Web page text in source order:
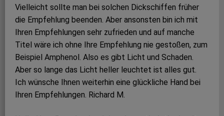
Vielleicht sollte man bei solchen Dickschiffen früher
die Empfehlung beenden. Aber ansonsten bin ich mit
Ihren Empfehlungen sehr zufrieden und auf manche
Titel wäre ich ohne Ihre Empfehlung nie gestoßen, zum
Beispiel Amphenol. Also es gibt Licht und Schaden.
Aber so lange das Licht heller leuchtet ist alles gut.
Ich wünsche Ihnen weiterhin eine glückliche Hand bei
Ihren Empfehlungen. Richard M.